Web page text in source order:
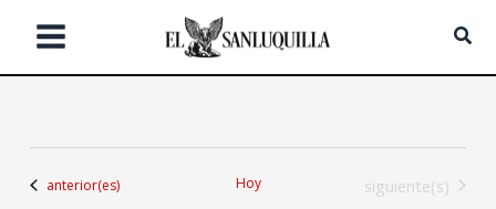
Eventos
anterior(es) Hoy Eventos
siguiente(s)